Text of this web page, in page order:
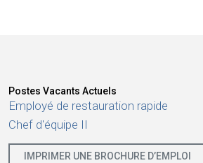
Postes Vacants Actuels
Employé de restauration rapide
Chef d'équipe II
IMPRIMER UNE BROCHURE D’EMPLOI